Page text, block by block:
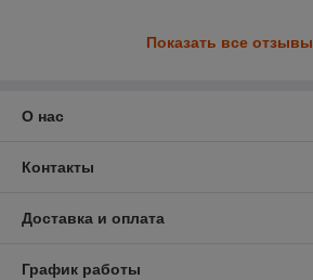
Показать все отзывы
О нас
Контакты
Доставка и оплата
График работы